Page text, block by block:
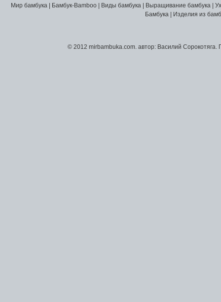
Мир бамбука Бамбук-Bamboo Виды бамбука Выращивание бамбука
Бамбука
Изделия из
© 2012 mirbambuka.com. автор: Василий Сорокотяга.